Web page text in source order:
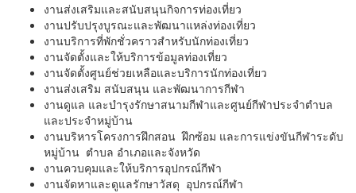
งานส่งเสริมและสนับสนุนกิจการท่องเที่ยว
งานปรับปรุงบูรณะและพัฒนาแหล่งท่องเที่ยว
งานบริการที่พักชั่วคราวสำหรับนักท่องเที่ยว
งานจัดตั้งและให้บริการข้อมูลท่องเที่ยว
งานจัดตั้งศูนย์ช่วยเหลือและบริการนักท่องเที่ยว
งานส่งเสริม สนับสนุน และพัฒนาการกีฬา
งานดูแล และบำรุงรักษาสนามกีฬาและศูนย์กีฬาประจำตำบล
และประจำหมู่บ้าน
งานบริหารโครงการฝึกสอน ฝึกซ้อม และการแข่งขันกีฬาระดับ
หมู่บ้าน ตำบล อำเภอและจังหวัด
งานควบคุมและให้บริการอุปกรณ์กีฬา
งานจัดหาและดูแลรักษาวัสดุ อุปกรณ์กีฬา